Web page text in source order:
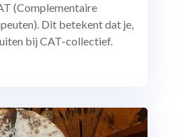
(Complementaire
Dit betekent dat je,
bij CAT-collectief.